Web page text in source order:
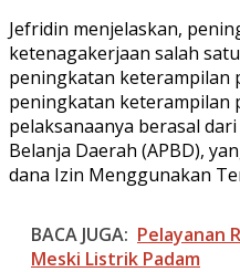
Jefridin menjelaskan,
ketenagakerjaan salah
peningkatan keterampilan
peningkatan keterampilan
pelaksanaanya berasal
Belanja Daerah (APBD),
dana Izin Menggunakan
BACA JUGA: Pelayanan
Meski Listrik Padam